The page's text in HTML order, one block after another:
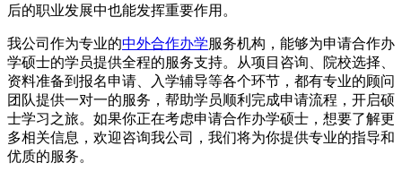
后的职业发展中也能发挥重要作用。
我公司作为专业的中外合作办学服务机构，能够为申请合作办
学硕士的学员提供全程的服务支持。从项目咨询、院校选择、
资料准备到报名申请、入学辅导等各个环节，都有专业的顾问
团队提供一对一的服务，帮助学员顺利完成申请流程，开启硕
士学习之旅。如果你正在考虑申请合作办学硕士，想要了解更
多相关信息，欢迎咨询我公司，我们将为你提供专业的指导和
优质的服务。